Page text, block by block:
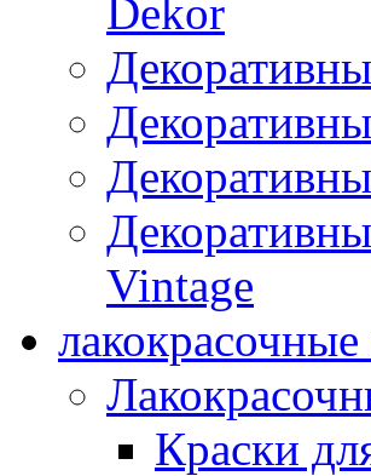
Dekor
Vintage
Краски